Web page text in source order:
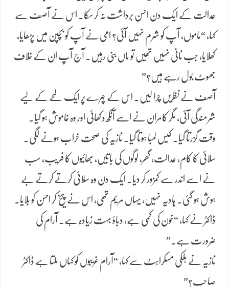
عدالت کے ایک دن احسن برداشت نہ کر سکا۔ اس نے آصف سے
کہا، “ماموں، آپ کو شرم نہیں آئی؟ امی نے آپ کو بچپن میں پڑھایا،
کھلایا، جب نانی نہیں تھیں تو ماں بنی رہیں۔ آج آپ ان کے خلاف
جھوٹ بول رہے ہیں؟”
آصف نے نظریں چرا لیں۔ اس کے چہرے پر ایک لمحے کے لیے
شرمندگی آئی، مگر کامران نے اسے آنکھ دکھائی اور وہ خاموش ہو گیا۔
وقت گزرتا گیا۔ کیس لمبا ہوتا گیا۔ نازیہ کی صحت خراب ہونے لگی۔
سلائی کا کام، عدالت، گھر، لوگوں کی باتیں، بھائیوں کا فریب، سب
نے اسے اندر سے کمزور کر دیا۔ ایک دن وہ سلائی کرتے کرتے بے
ہوش ہو گئی۔ ہادیہ نہیں، یہاں مریم تھی، اس نے چیخ کر احسن کو بلایا۔
ڈاکٹر نے کہا، “خون کی کمی ہے، دباؤ بہت زیادہ ہے۔ آرام کی
ضرورت ہے۔”
نازیہ نے ہلکی مسکراہٹ سے کہا، “آرام غریبوں کو کہاں ملتا ہے ڈاکٹر
صاحب؟”